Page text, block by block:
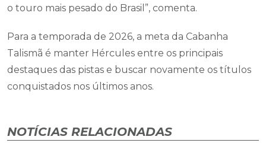
o touro mais pesado do Brasil”, comenta.
Para a temporada de 2026, a meta da Cabanha
Talismã é manter Hércules entre os principais
destaques das pistas e buscar novamente os títulos
conquistados nos últimos anos.
NOTÍCIAS RELACIONADAS